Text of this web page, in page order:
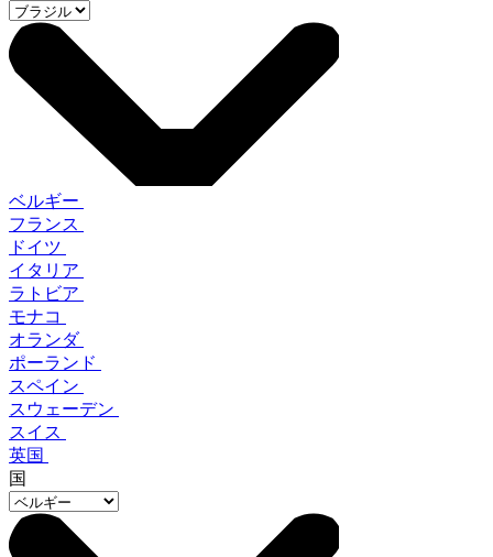
ベルギー
フランス
ドイツ
イタリア
ラトビア
モナコ
オランダ
ポーランド
スペイン
スウェーデン
スイス
英国
国